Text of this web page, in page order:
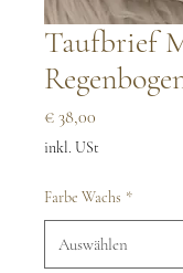
Taufbrief
€ 38,00
inkl. USt
Farbe Wachs *